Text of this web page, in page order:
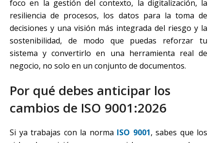
foco en la gestión del contexto, la digitalización, la
resiliencia de procesos, los datos para la toma de
decisiones y una visión más integrada del riesgo y la
sostenibilidad, de modo que puedas reforzar tu
sistema y convertirlo en una herramienta real de
negocio, no solo en un conjunto de documentos.
Por qué debes anticipar los
cambios de ISO 9001:2026
Si ya trabajas con la norma ISO 9001, sabes que los